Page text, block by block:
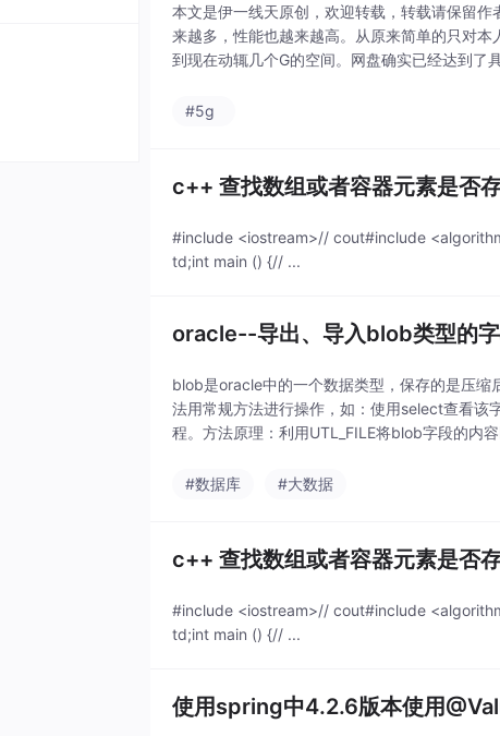
本文是伊一线天原创，欢迎转载，转载请保留
来越多，性能也越来越高。从原来简单的只对
到现在动辄几个G的空间。网盘确实已经达到了
#5g
c++ 查找数组或者容器元素是否
#include <iostream>// cout#include
td;int main () {// ...
oracle--导出、导入blob类型的
blob是oracle中的一个数据类型，保存的是压
法用常规方法进行操作，如：使用select查看该
程。方法原理：利用UTL_FILE将blob字段的内
#数据库 #大数据
c++ 查找数组或者容器元素是否
#include <iostream>// cout#include
td;int main () {// ...
使用spring中4.2.6版本使用